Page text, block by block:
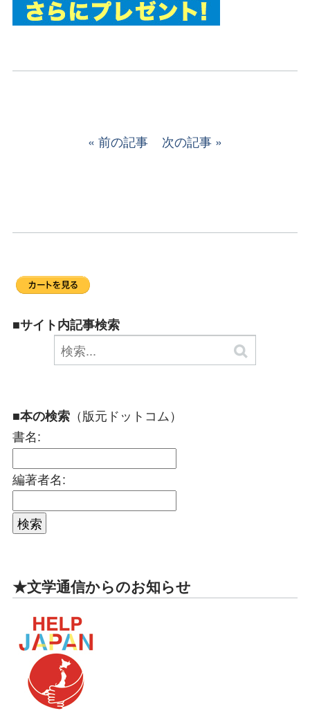
前の記事 次の記事
■サイト内記事検索
■本の検索 （版元ドットコム）
書名:
編著者名:
★文学通信からのお知らせ